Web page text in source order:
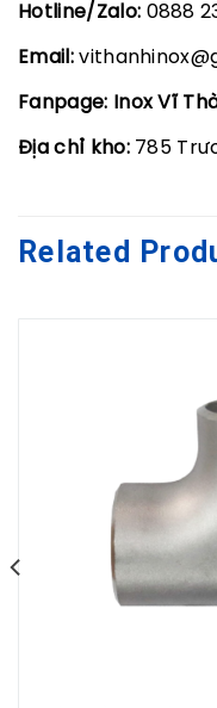
Hotline/Zalo: 0888
Email:
Fanpage: Inox Vĩ
Địa chỉ kho:785
Related